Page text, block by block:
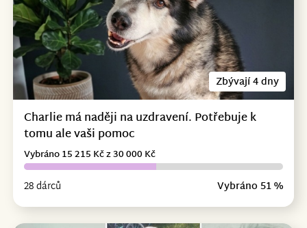
Zbývají 4 dny
Charlie má naději na uzdravení. Potřebuje k
tomu ale vaši pomoc
28 dárců Vybráno 51 %
Vybráno 15 215 Kč z 30 000 Kč